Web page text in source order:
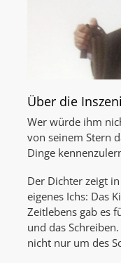
Über die
Wer würde ihm
von seinem Stern
Dinge
Der Dichter zeigt
eigenes Ichs: Das
Zeitlebens gab es
und das
nicht nur um des